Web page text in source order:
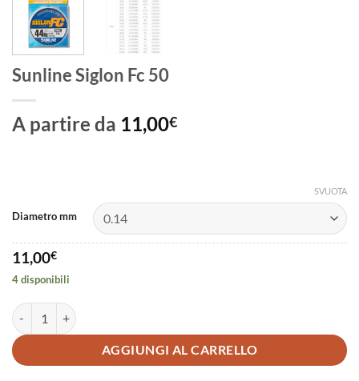
Sunline Siglon Fc 50
A partire da 11,00€
Diametro mm
SVUOTA
11,00€
4 disponibili
Sunline Siglon Fc 50 quantità
AGGIUNGI AL CARRELLO